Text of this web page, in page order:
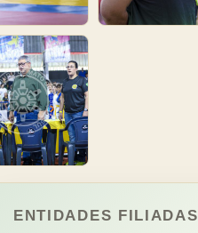
ENTIDADES FILIADAS